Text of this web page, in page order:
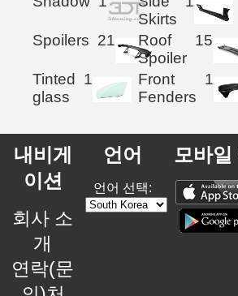
Skirts
Spoilers 21
Roof
Spoiler
15
Tinted
glass
1
Front
Fenders
1
내비게
이션
회사 소
개
연락(문
언어
언어 선택:
모바일